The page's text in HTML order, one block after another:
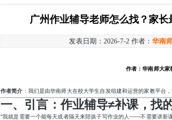
广州作业辅导老师怎么找？家长
发表日期：2026-7-2 作者： 华南
作者：华南师大家
作者简介 ：我们是由华南师大在校大学生自发组建和运营的家教平台
一、引言：作业辅导≠补课，找
"我就是需要一个能每天或者隔天来陪孩子写作业的人——不需要讲新